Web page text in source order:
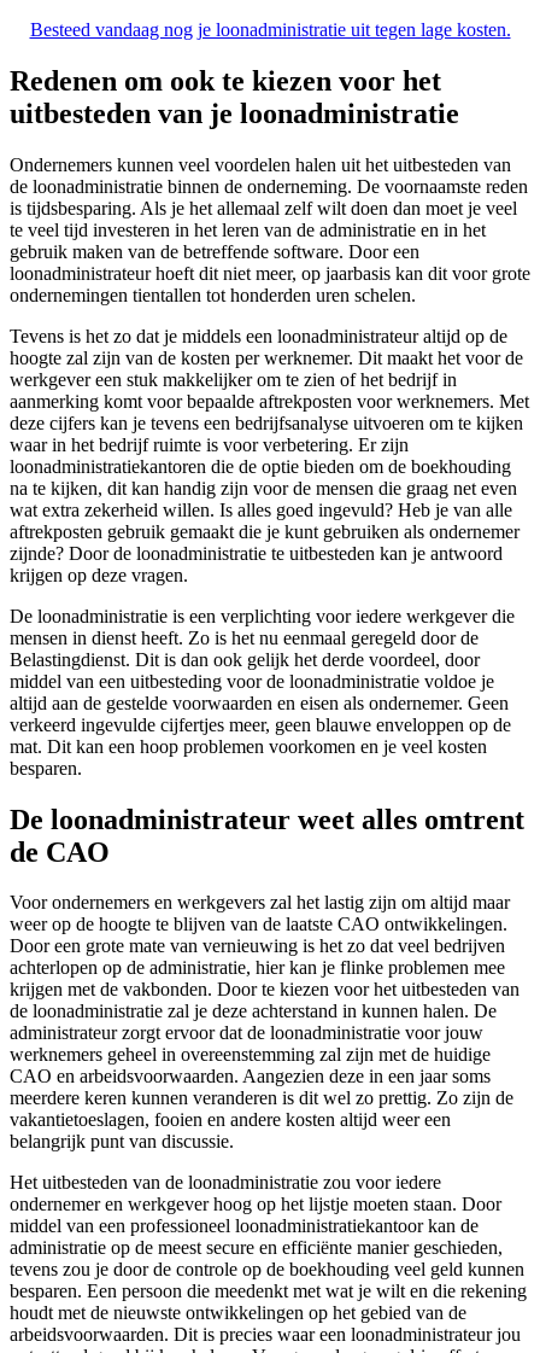
Besteed vandaag nog je loonadministratie uit tegen lage kosten.
Redenen om ook te kiezen voor het
uitbesteden van je loonadministratie
Ondernemers kunnen veel voordelen halen uit het uitbesteden van
de loonadministratie binnen de onderneming. De voornaamste reden
is tijdsbesparing. Als je het allemaal zelf wilt doen dan moet je veel
te veel tijd investeren in het leren van de administratie en in het
gebruik maken van de betreffende software. Door een
loonadministrateur hoeft dit niet meer, op jaarbasis kan dit voor grote
ondernemingen tientallen tot honderden uren schelen.
Tevens is het zo dat je middels een loonadministrateur altijd op de
hoogte zal zijn van de kosten per werknemer. Dit maakt het voor de
werkgever een stuk makkelijker om te zien of het bedrijf in
aanmerking komt voor bepaalde aftrekposten voor werknemers. Met
deze cijfers kan je tevens een bedrijfsanalyse uitvoeren om te kijken
waar in het bedrijf ruimte is voor verbetering. Er zijn
loonadministratiekantoren die de optie bieden om de boekhouding
na te kijken, dit kan handig zijn voor de mensen die graag net even
wat extra zekerheid willen. Is alles goed ingevuld? Heb je van alle
aftrekposten gebruik gemaakt die je kunt gebruiken als ondernemer
zijnde? Door de loonadministratie te uitbesteden kan je antwoord
krijgen op deze vragen.
De loonadministratie is een verplichting voor iedere werkgever die
mensen in dienst heeft. Zo is het nu eenmaal geregeld door de
Belastingdienst. Dit is dan ook gelijk het derde voordeel, door
middel van een uitbesteding voor de loonadministratie voldoe je
altijd aan de gestelde voorwaarden en eisen als ondernemer. Geen
verkeerd ingevulde cijfertjes meer, geen blauwe enveloppen op de
mat. Dit kan een hoop problemen voorkomen en je veel kosten
besparen.
De loonadministrateur weet alles omtrent
de CAO
Voor ondernemers en werkgevers zal het lastig zijn om altijd maar
weer op de hoogte te blijven van de laatste CAO ontwikkelingen.
Door een grote mate van vernieuwing is het zo dat veel bedrijven
achterlopen op de administratie, hier kan je flinke problemen mee
krijgen met de vakbonden. Door te kiezen voor het uitbesteden van
de loonadministratie zal je deze achterstand in kunnen halen. De
administrateur zorgt ervoor dat de loonadministratie voor jouw
werknemers geheel in overeenstemming zal zijn met de huidige
CAO en arbeidsvoorwaarden. Aangezien deze in een jaar soms
meerdere keren kunnen veranderen is dit wel zo prettig. Zo zijn de
vakantietoeslagen, fooien en andere kosten altijd weer een
belangrijk punt van discussie.
Het uitbesteden van de loonadministratie zou voor iedere
ondernemer en werkgever hoog op het lijstje moeten staan. Door
middel van een professioneel loonadministratiekantoor kan de
administratie op de meest secure en efficiënte manier geschieden,
tevens zou je door de controle op de boekhouding veel geld kunnen
besparen. Een persoon die meedenkt met wat je wilt en die rekening
houdt met de nieuwste ontwikkelingen op het gebied van de
arbeidsvoorwaarden. Dit is precies waar een loonadministrateur jou